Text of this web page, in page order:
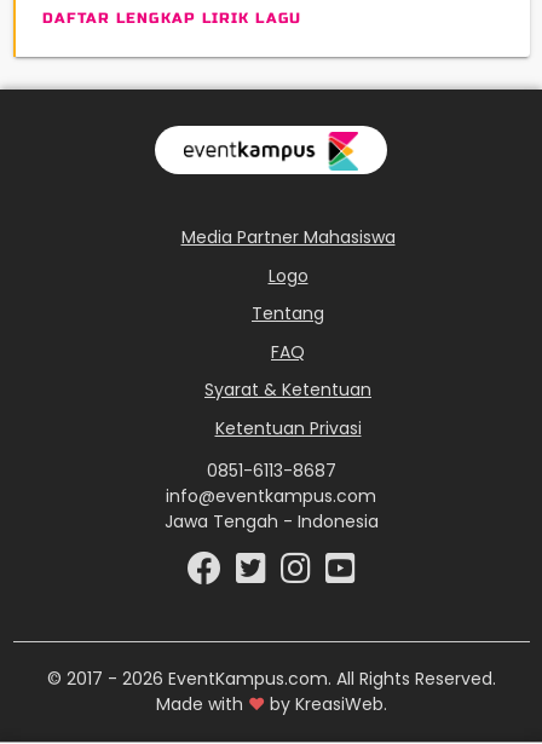
DAFTAR LENGKAP LIRIK LAGU
Media Partner Mahasiswa
Logo
Tentang
FAQ
Syarat & Ketentuan
Ketentuan Privasi
0851-6113-8687
info@eventkampus.com
Jawa Tengah - Indonesia
© 2017 - 2026 EventKampus.com. All Rights Reserved.
Made with ♥ by KreasiWeb.